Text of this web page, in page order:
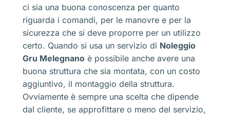
ci sia una buona conoscenza per quanto
riguarda i comandi, per le manovre e per la
sicurezza che si deve proporre per un utilizzo
certo. Quando si usa un servizio di Noleggio
Gru Melegnano è possibile anche avere una
buona struttura che sia montata, con un costo
aggiuntivo, il montaggio della struttura.
Ovviamente è sempre una scelta che dipende
dal cliente, se approfittare o meno del servizio,